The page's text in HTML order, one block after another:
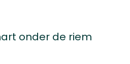
onder de riem
van de carrousel is
te slaan